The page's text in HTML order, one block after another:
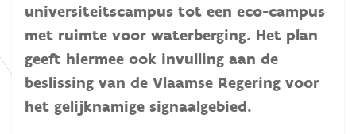
universiteitscampus tot een eco-campus
met ruimte voor waterberging. Het plan
geeft hiermee ook invulling aan de
beslissing van de Vlaamse Regering voor
het gelijknamige signaalgebied.